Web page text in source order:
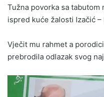
Tužna povorka sa
ispred kuće žalosti Izačić –
Vječit mu rahmet a
prebrodila odlazak svog